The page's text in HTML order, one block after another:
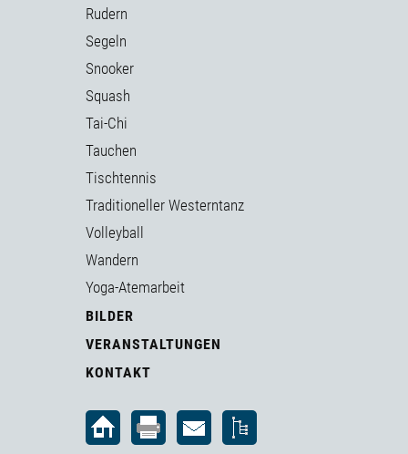
Rudern
Segeln
Snooker
Squash
Tai-Chi
Tauchen
Tischtennis
Traditioneller Westerntanz
Volleyball
Wandern
Yoga-Atemarbeit
BILDER
VERANSTALTUNGEN
KONTAKT